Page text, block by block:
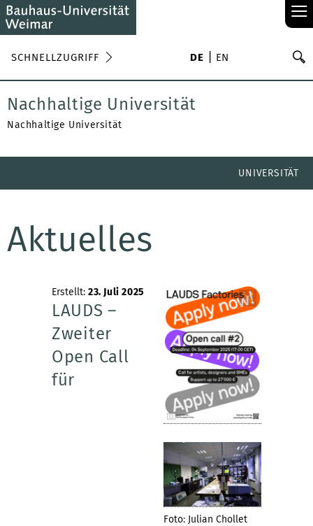
≡
SCHNELLZUGRIFF DE EN
Nachhaltige Universität
Nachhaltige Universität
UNIVERSITÄT
Aktuelles
Foto: Julian Chollet
Erstellt: 23. Juli 2025
LAUDS –
Zweiter
Open Call
für